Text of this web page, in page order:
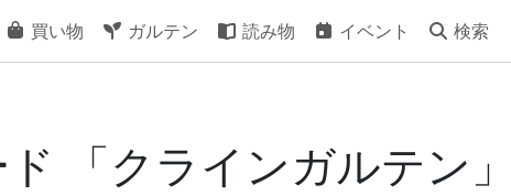
買い物 ガルテン 読み物 イベント 検索
「クラインガルテン」